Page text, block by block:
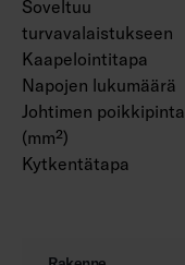
4338575 (1550
4310530.
Soveltuu
turvavalaistukseen
Kaapelointitapa
Napojen lukumäärä
Johtimen
(mm²)
Kytkentätapa